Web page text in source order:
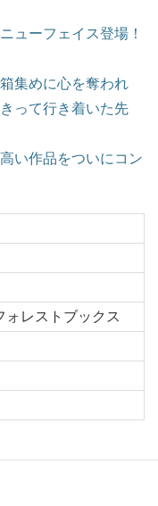
ューフェイス登場！
集めに心を奪われ
って行き着いた先
い作品をついにコン
ォレストブックス